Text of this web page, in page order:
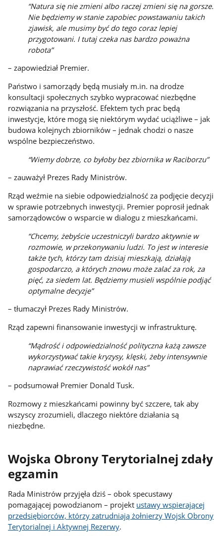
“Natura się nie zmieni albo raczej zmieni się na gorsze.
Nie będziemy w stanie zapobiec powstawaniu takich
zjawisk, ale musimy być do tego coraz lepiej
przygotowani. I tutaj czeka nas bardzo poważna
robota”
– zapowiedział Premier.
Państwo i samorządy będą musiały m.in. na drodze
konsultacji społecznych szybko wypracować niezbędne
rozwiązania na przyszłość. Efektem tych prac będą
inwestycje, które mogą się niektórym wydać uciążliwe – jak
budowa kolejnych zbiorników – jednak chodzi o nasze
wspólne bezpieczeństwo.
“Wiemy dobrze, co byłoby bez zbiornika w Raciborzu”
– zauważył Prezes Rady Ministrów.
Rząd weźmie na siebie odpowiedzialność za podjęcie decyzji
w sprawie potrzebnych inwestycji. Premier poprosił jednak
samorządowców o wsparcie w dialogu z mieszkańcami.
“Chcemy, żebyście uczestniczyli bardzo aktywnie w
rozmowie, w przekonywaniu ludzi. To jest w interesie
także tych, którzy tam dzisiaj mieszkają, działają
gospodarczo, a których znowu może zalać za rok, za
pięć, za siedem lat. Będziemy musieli wspólnie podjąć
optymalne decyzje”
– tłumaczył Prezes Rady Ministrów.
Rząd zapewni finansowanie inwestycji w infrastrukturę.
“Mądrość i odpowiedzialność polityczna każą zawsze
wykorzystywać takie kryzysy, klęski, żeby intensywnie
naprawiać rzeczywistość wokół nas”
– podsumował Premier Donald Tusk.
Rozmowy z mieszkańcami powinny być szczere, tak aby
wszyscy zrozumieli, dlaczego niektóre działania są
niezbędne.
Wojska Obrony Terytorialnej zdały
egzamin
Rada Ministrów przyjęła dziś – obok specustawy
pomagającej powodzianom – projekt ustawy wspierającej
przedsiębiorców, którzy zatrudniają żołnierzy Wojsk Obrony
Terytorialnej i Aktywnej Rezerwy.